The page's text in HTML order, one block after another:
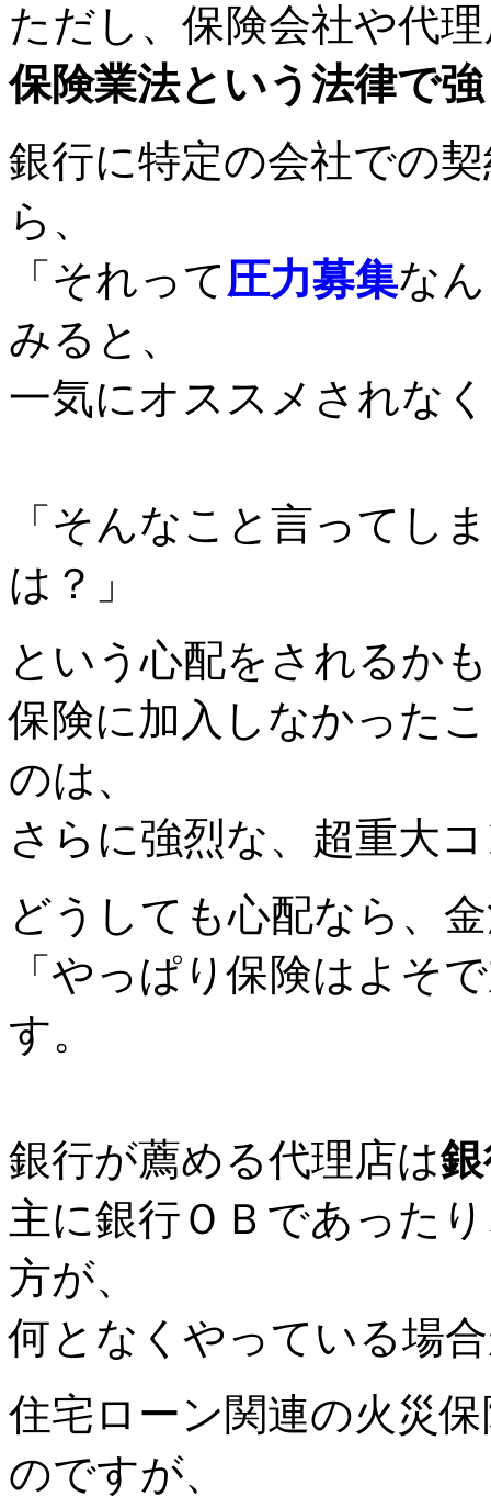
ただし、保険会社や代
保険業法という法律で
銀行に特定の会社での
ら、
「それって圧力募集な
みると、
一気にオススメされな
「そんなこと言ってし
は？」
という心配をされるか
保険に加入しなかった
のは、
さらに強烈な、超重大
どうしても心配なら、
「やっぱり保険はよそ
す。
銀行が薦める代理店は
主に銀行ＯＢであった
方が、
何となくやっている場
住宅ローン関連の火災
のですが、